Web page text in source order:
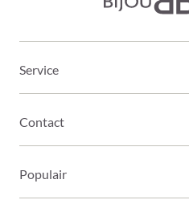
Service
Contact
Populair